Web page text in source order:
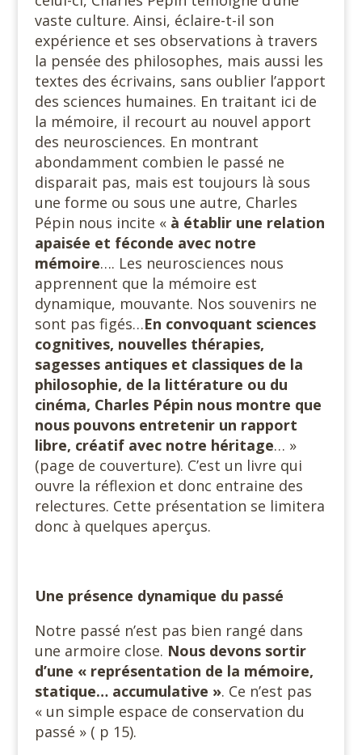
vaste culture. Ainsi, éclaire-t-il son
expérience et ses observations à travers
la pensée des philosophes, mais aussi les
textes des écrivains, sans oublier l’apport
des sciences humaines. En traitant ici de
la mémoire, il recourt au nouvel apport
des neurosciences. En montrant
abondamment combien le passé ne
disparait pas, mais est toujours là sous
une forme ou sous une autre, Charles
Pépin nous incite « à établir une relation
apaisée et féconde avec notre
mémoire…. Les neurosciences nous
apprennent que la mémoire est
dynamique, mouvante. Nos souvenirs ne
sont pas figés…En convoquant sciences
cognitives, nouvelles thérapies,
sagesses antiques et classiques de la
philosophie, de la littérature ou du
cinéma, Charles Pépin nous montre que
nous pouvons entretenir un rapport
libre, créatif avec notre héritage… »
(page de couverture). C’est un livre qui
ouvre la réflexion et donc entraine des
relectures. Cette présentation se limitera
donc à quelques aperçus.
Une présence dynamique du passé
Notre passé n’est pas bien rangé dans
une armoire close. Nous devons sortir
d’une « représentation de la mémoire,
statique… accumulative ». Ce n’est pas
« un simple espace de conservation du
passé » ( p 15).